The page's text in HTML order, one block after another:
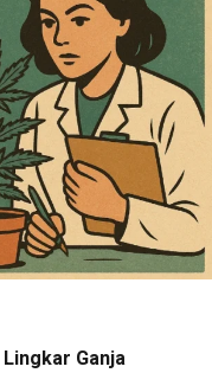
Lingkar Ganja